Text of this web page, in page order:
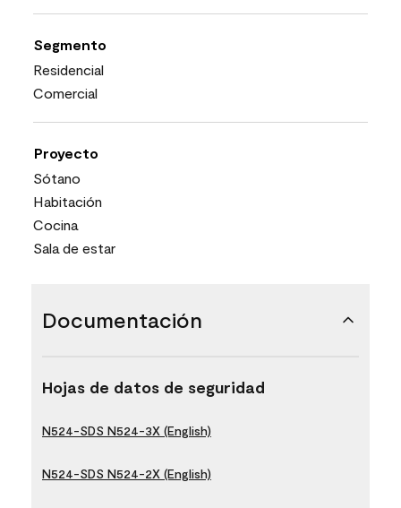
Segmento
Residencial
Comercial
Proyecto
Sótano
Habitación
Cocina
Sala de estar
Documentación
Hojas de datos de seguridad
N524-SDS N524-3X (English)
N524-SDS N524-2X (English)